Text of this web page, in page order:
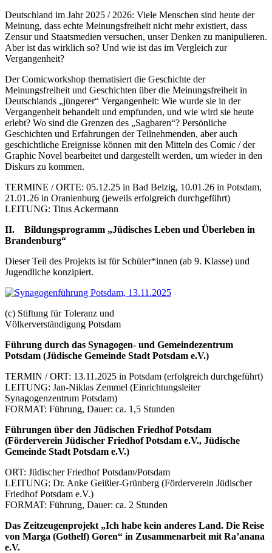
Deutschland im Jahr 2025 / 2026: Viele Menschen sind heute der
Meinung, dass echte Meinungsfreiheit nicht mehr existiert, dass
Zensur und Staatsmedien versuchen, unser Denken zu manipulieren.
Aber ist das wirklich so? Und wie ist das im Vergleich zur
Vergangenheit?
Der Comicworkshop thematisiert die Geschichte der
Meinungsfreiheit und Geschichten über die Meinungsfreiheit in
Deutschlands „jüngerer“ Vergangenheit: Wie wurde sie in der
Vergangenheit behandelt und empfunden, und wie wird sie heute
erlebt? Wo sind die Grenzen des „Sagbaren“? Persönliche
Geschichten und Erfahrungen der Teilnehmenden, aber auch
geschichtliche Ereignisse können mit den Mitteln des Comic / der
Graphic Novel bearbeitet und dargestellt werden, um wieder in den
Diskurs zu kommen.
TERMINE / ORTE: 05.12.25 in Bad Belzig, 10.01.26 in Potsdam,
21.01.26 in Oranienburg (jeweils erfolgreich durchgeführt)
LEITUNG: Titus Ackermann
II. Bildungsprogramm „Jüdisches Leben und Überleben in
Brandenburg“
Dieser Teil des Projekts ist für Schüler*innen (ab 9. Klasse) und
Jugendliche konzipiert.
(c) Stiftung für Toleranz und
Völkerverständigung Potsdam
Führung durch das Synagogen- und Gemeindezentrum
Potsdam (Jüdische Gemeinde Stadt Potsdam e.V.)
TERMIN / ORT: 13.11.2025 in Potsdam (erfolgreich durchgeführt)
LEITUNG: Jan-Niklas Zemmel (Einrichtungsleiter
Synagogenzentrum Potsdam)
FORMAT: Führung, Dauer: ca. 1,5 Stunden
Führungen über den Jüdischen Friedhof Potsdam
(Förderverein Jüdischer Friedhof Potsdam e.V., Jüdische
Gemeinde Stadt Potsdam e.V.)
ORT: Jüdischer Friedhof Potsdam/Potsdam
LEITUNG: Dr. Anke Geißler-Grünberg (Förderverein Jüdischer
Friedhof Potsdam e.V.)
FORMAT: Führung, Dauer: ca. 2 Stunden
Das Zeitzeugenprojekt „Ich habe kein anderes Land. Die Reise
von Marga (Gothelf) Goren“ in Zusammenarbeit mit Ra’anana
e.V.